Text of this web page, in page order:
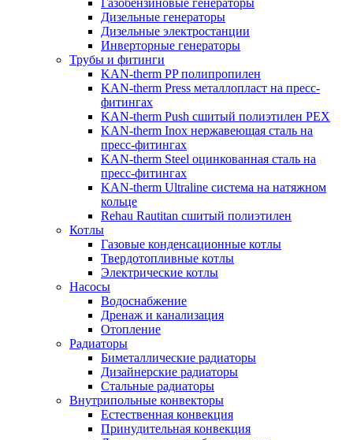
Газобензиновые генераторы
Дизельные генераторы
Дизельные электростанции
Инверторные генераторы
Трубы и фитинги
KAN-therm PP полипропилен
KAN-therm Рress металлопласт на пресс-
фитингах
KAN-therm Push сшитый полиэтилен PEX
KAN-therm Inox нержавеющая сталь на
пресс-фитингах
KAN-therm Steel оцинкованная сталь на
пресс-фитингах
KAN-therm Ultraline система на натяжном
кольце
Rehau Rautitan сшитый полиэтилен
Котлы
Газовые конденсационные котлы
Твердотопливные котлы
Электрические котлы
Насосы
Водоснабжение
Дренаж и канализация
Отопление
Радиаторы
Биметаллические радиаторы
Дизайнерские радиаторы
Стальные радиаторы
Внутрипольные конвекторы
Естественная конвекция
Принудительная конвекция